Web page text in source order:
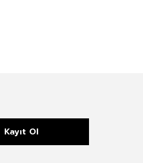
Kayıt Ol